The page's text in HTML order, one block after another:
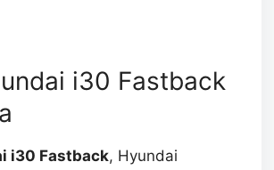
i30 Fastback
i30 Fastback, Hyundai